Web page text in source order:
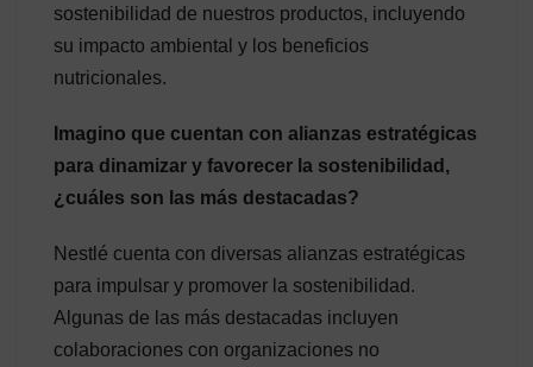
sostenibilidad de nuestros productos, incluyendo
su impacto ambiental y los beneficios
nutricionales.
Imagino que cuentan con alianzas estratégicas
para dinamizar y favorecer la sostenibilidad,
¿cuáles son las más destacadas?
Nestlé cuenta con diversas alianzas estratégicas
para impulsar y promover la sostenibilidad.
Algunas de las más destacadas incluyen
colaboraciones con organizaciones no